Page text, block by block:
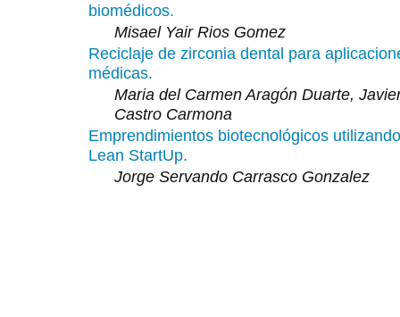
biomédicos.
Misael Yair Rios Gomez
Reciclaje de zirconia dental para
médicas.
Maria del Carmen Aragón Duarte,
Castro Carmona
Emprendimientos biotecnológicos
Lean StartUp.
Jorge Servando Carrasco Gonzalez